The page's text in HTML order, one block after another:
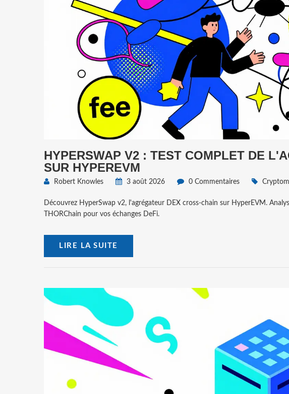
HYPERSWAP V2 : TEST COMPLET DE
SUR HYPEREVM
Robert Knowles 3 août 2026 0 Commentaires
Découvrez HyperSwap v2, l'agrégateur DEX cross-chain sur HyperEVM.
THORChain pour vos échanges DeFi.
LIRE LA SUITE